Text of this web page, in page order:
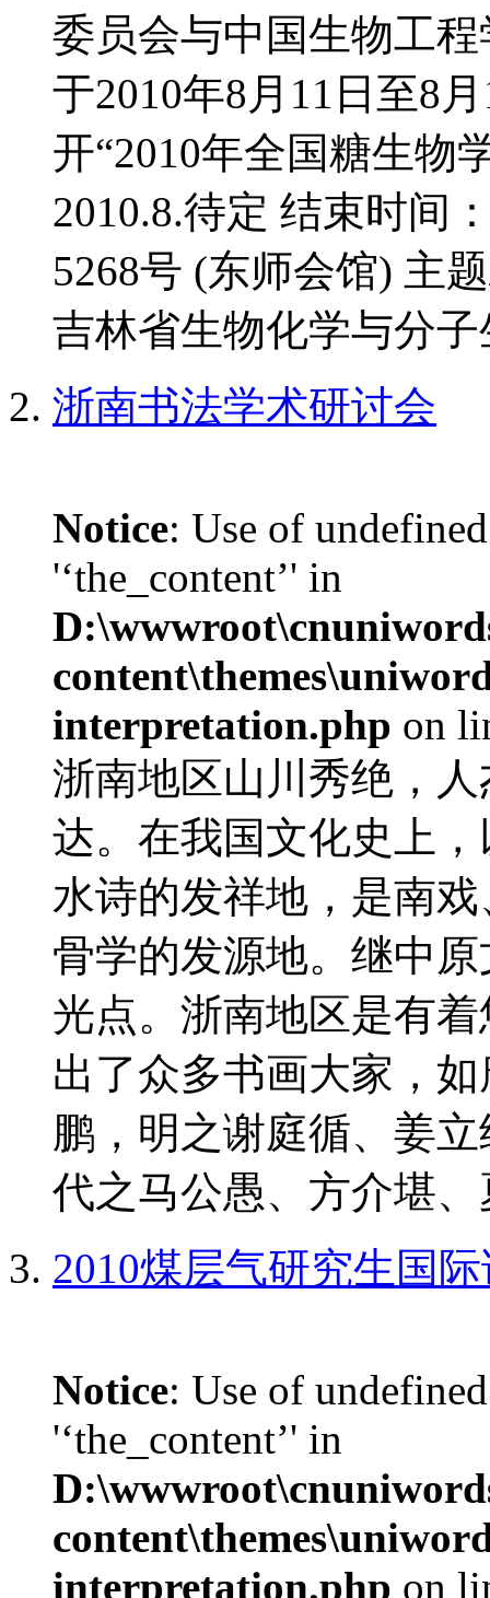
委员会与中国生物工
于2010年8月11日至8
开“2010年全国糖生物
2010.8.待定 结束时间
5268号 (东师会馆) 主
吉林省生物化学与分
浙南书法学术研讨会
Notice: Use of
'‘the_content’' in
interpretation.php on
浙南地区山川秀绝，
达。在我国文化史上
水诗的发祥地，是南
骨学的发源地。继中
光点。浙南地区是有
出了众多书画大家，
鹏，明之谢庭循、姜
代之马公愚、方介堪
2010煤层气研究生国
Notice: Use of
'‘the_content’' in
interpretation.php on